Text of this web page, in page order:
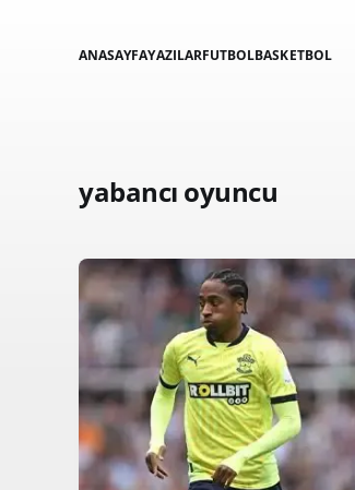
ANASAYFAYAZILARFUTBOLBASKETBOL
yabancı oyuncu